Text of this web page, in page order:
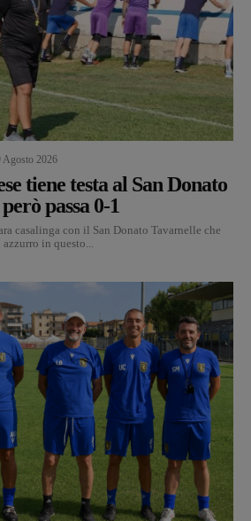
Agosto 2026
tiene testa al San Donato
passa 0-1
casalinga con il San Donato Tavarnelle che
in questo...